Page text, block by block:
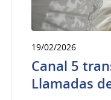
19/02/2026
Canal 5
Llamadas